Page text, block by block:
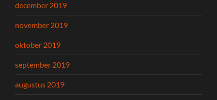
december 2019
november 2019
oktober 2019
september 2019
augustus 2019